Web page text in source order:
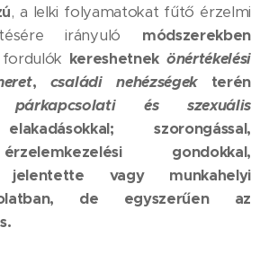
, a lelki folyamatokat fűtő érzelmi
irányuló módszerekben
kereshetnek önértékelési
, családi nehézségekterén
párkapcsolati és szexuális
szorongással,
gondokkal,
jelentette vagy munkahelyi
de egyszerűen az